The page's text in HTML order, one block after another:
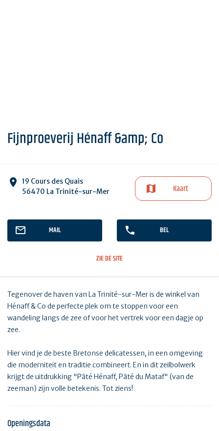
Fijnproeverij Hénaff &amp; Co
19 Cours des Quais
56470 La Trinité-sur-Mer
Kaart
MAIL BEL
ZIE DE SITE
Tegenover de haven van La Trinité-sur-Mer is de winkel van
Hénaff & Co de perfecte plek om te stoppen voor een
wandeling langs de zee of voor het vertrek voor een dagje op
zee.
Hier vind je de beste Bretonse delicatessen, in een omgeving
die moderniteit en traditie combineert. En in dit zeilbolwerk
krijgt de uitdrukking "Pâté Hénaff, Pâté du Mataf" (van de
zeeman) zijn volle betekenis. Tot ziens!
Openingsdata